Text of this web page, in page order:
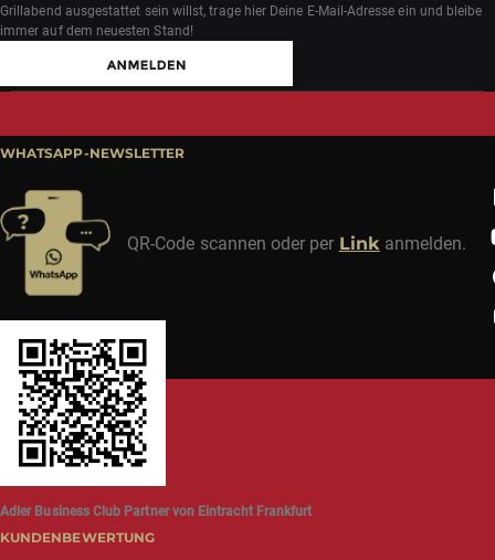
Grillabend ausgestattet sein willst, trage hier Deine E-Mail-Adresse ein und bleibe
immer auf dem neuesten Stand!
WHATSAPP-NEWSLETTER
QR-Code scannen oder per Link anmelden.
Adler Business Club Partner von Eintracht Frankfurt
KUNDENBEWERTUNG